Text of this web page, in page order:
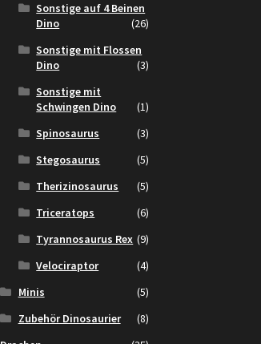
Sonstige auf 4 Beinen
Dino
(26)
Sonstige mit Flossen
Dino
(3)
Sonstige mit
Schwingen Dino
(1)
Spinosaurus
(3)
Stegosaurus
(5)
Therizinosaurus
(5)
Triceratops
(6)
Tyrannosaurus Rex (9)
Velociraptor
(4)
Minis
(5)
Zubehör Dinosaurier
(8)